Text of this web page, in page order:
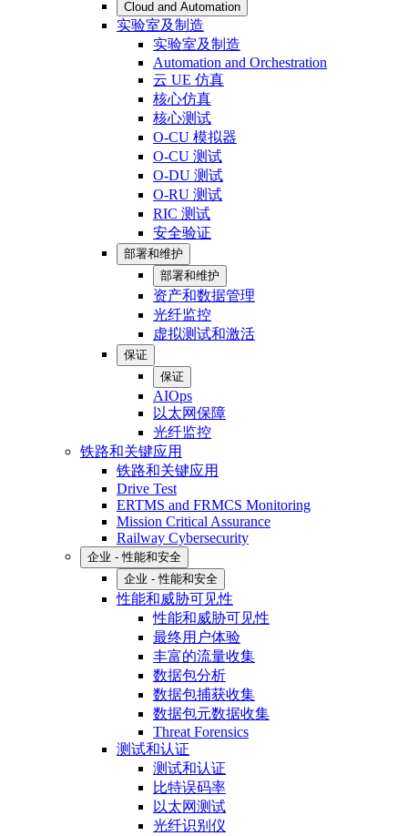
Cloud and Automation
实验室及制造
实验室及制造
Automation and Orchestration
云 UE 仿真
核心仿真
核心测试
O-CU 模拟器
O-CU 测试
O-DU 测试
O-RU 测试
RIC 测试
安全验证
部署和维护
部署和维护
资产和数据管理
光纤监控
虚拟测试和激活
保证
保证
AIOps
以太网保障
光纤监控
铁路和关键应用
铁路和关键应用
Drive Test
ERTMS and FRMCS Monitoring
Mission Critical Assurance
Railway Cybersecurity
企业 - 性能和安全
企业 - 性能和安全
性能和威胁可见性
性能和威胁可见性
最终用户体验
丰富的流量收集
数据包分析
数据包捕获收集
数据包元数据收集
Threat Forensics
测试和认证
测试和认证
比特误码率
以太网测试
光纤识别仪